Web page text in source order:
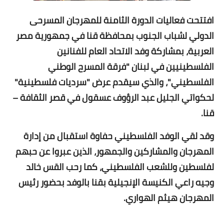
افتتحت فعاليات الدورة الثامنة للمهرجان المسرحى
الدولي لشباب الجنوب بمحافظة قنا في جمهورية مصر
العربية، بمشاركة وفد الاتحاد العام للفنانين
الفلسطينيين في لبنان "فرقة المسرح الوطني
الفلسطيني"، والذي سيقدم عرض "سرديات فلسطينية"
لحكواتي الجليل عبد الرؤوف عسقول في قصر الثقافة –
قنا.
وقد لقي الوفد الفلسطيني حفاوة استقبال من إدارة
المهرجان والمشاركين والجمهور، الذين عبروا عن حبهم
لفلسطين وللشعب الفلسطيني، كما رحب القس خالد
وجيه راعي الكنيسة الإنجيلية بقنا بالوفد بحضور رئيس
المهرجان هيثم الهواري.